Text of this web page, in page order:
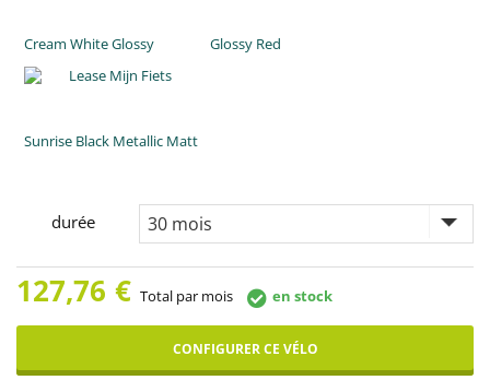
Cream White Glossy Glossy Red
Sunrise Black Metallic Matt
durée
127,76 € Total par mois en stock
CONFIGURER CE VÉLO